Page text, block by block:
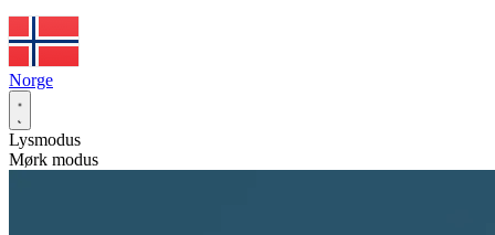
Norge
Lysmodus
Mørk modus